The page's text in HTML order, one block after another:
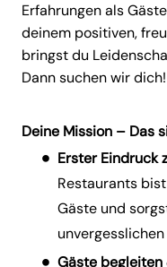
Erfahrungen als
deinem positiven,
bringst du
Dann suchen wir dich!
Deine Mission – Das
Erster Eindruck
Restaurants
Gäste und
Gäste